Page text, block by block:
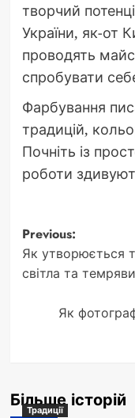
творчий
України, як-от
проводять
спробувати
Фарбування
традицій,
Почніть із
роботи
Post
navigation
Previous:
Як утворюється
світла та темряви
Як
Більше історій
Традиції